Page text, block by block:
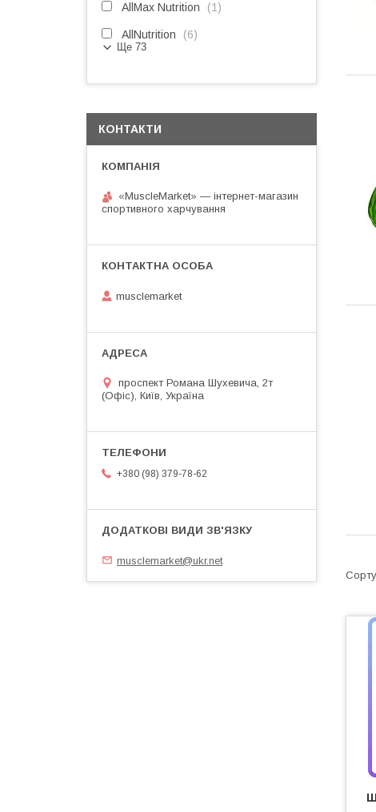
AllMax Nutrition 1
AllNutrition 6
Ще 73
КОНТАКТИ
«MuscleMarket» — інтернет-магазин
спортивного харчування
musclemarket
проспект Романа Шухевича, 2т
(Офіс), Київ, Україна
+380 (98) 379-78-62
musclemarket@ukr.net